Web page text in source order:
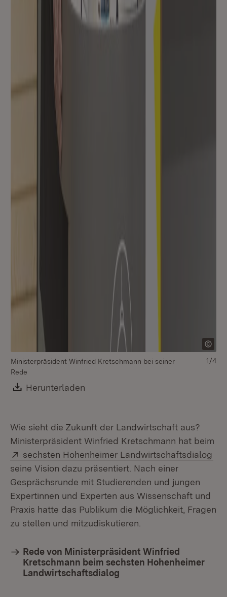
Ministerpräsident Winfried Kretschmann bei seiner
Rede
Download:
Herunterladen
1/4
Wie sieht die Zukunft der Landwirtschaft aus?
Ministerpräsident Winfried Kretschmann hat beim
Extern:
sechsten Hohenheimer Landwirtschaftsdialog
seine Vision dazu präsentiert. Nach einer
Gesprächsrunde mit Studierenden und jungen
Expertinnen und Experten aus Wissenschaft und
Praxis hatte das Publikum die Möglichkeit, Fragen
zu stellen und mitzudiskutieren.
Rede von Ministerpräsident Winfried
Kretschmann beim sechsten Hohenheimer
Landwirtschaftsdialog